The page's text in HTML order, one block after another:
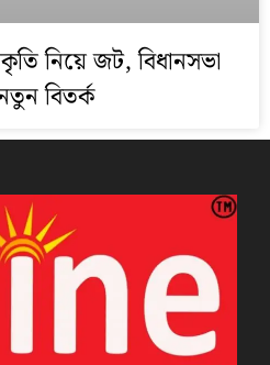
নিয়ে জট, বিধানসভা
বিতর্ক